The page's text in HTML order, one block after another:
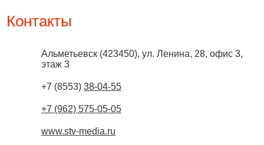
Контакты
Альметьевск (423450), ул. Ленина, 28, офис 3,
этаж 3
+7 (8553) 38-04-55
+7 (962) 575-05-05
www.stv-media.ru